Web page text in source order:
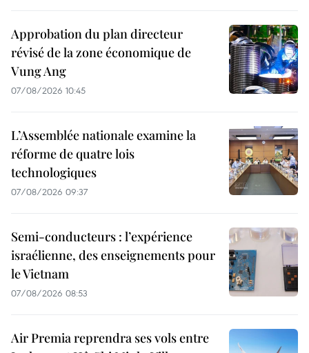
Approbation du plan directeur
révisé de la zone économique de
Vung Ang
07/08/2026 10:45
L’Assemblée nationale examine la
réforme de quatre lois
technologiques
07/08/2026 09:37
Semi-conducteurs : l’expérience
israélienne, des enseignements pour
le Vietnam
07/08/2026 08:53
Air Premia reprendra ses vols entre